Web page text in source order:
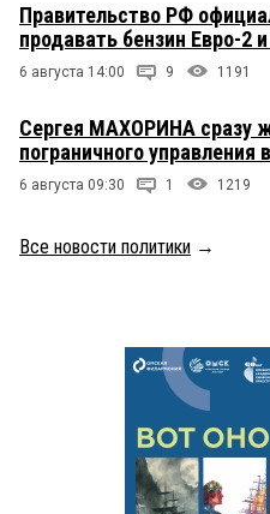
Правительство РФ
продавать бензин Евро-2
6 августа 14:00 9 1191
Сергея МАХОРИНА сразу
пограничного управления
6 августа 09:30 1 1219
Все новости политики →